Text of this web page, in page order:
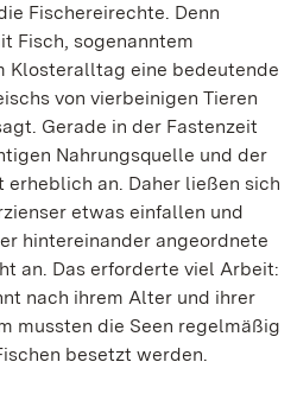
Fischereirechte. Denn
Fisch, sogenanntem
Klosteralltag eine bedeutende
von vierbeinigen Tieren
Gerade in der Fastenzeit
Nahrungsquelle und der
an. Daher ließen sich
etwas einfallen und
hintereinander angeordnete
an. Das erforderte viel Arbeit:
nach ihrem Alter und ihrer
mussten die Seen regelmäßig
besetzt werden.